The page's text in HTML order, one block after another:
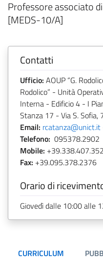
Professore associato di
[MEDS-10/A]
Contatti
Ufficio: AOUP “G.
Rodolico” - Unità
Interna - Edificio 4 - I
Stanza 17 - Via S.
Email: rcatanza@unict.it
Telefono: 095378.2902
Mobile:
Fax: +39.095.378.2376
Orario di
Giovedì dalle 10:00 alle
CURRICULUM